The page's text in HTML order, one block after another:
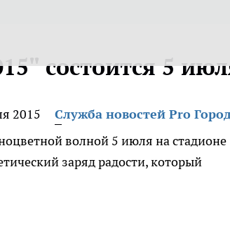
состоится 5
2015
Служба новостей Pro
волной 5 июля на стадионе
заряд радости, который